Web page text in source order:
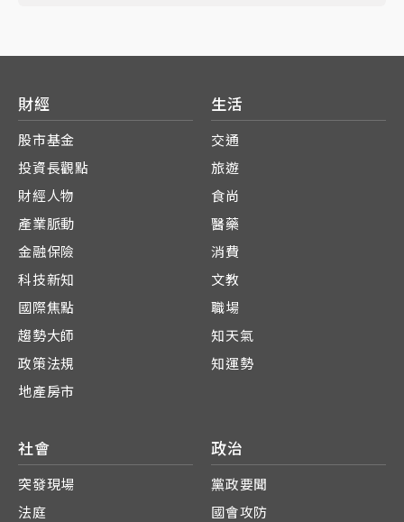
財經
股市基金
投資長觀點
財經人物
產業脈動
金融保險
科技新知
國際焦點
趨勢大師
政策法規
地產房市
生活
交通
旅遊
食尚
醫藥
消費
文教
職場
知天氣
知運勢
社會
突發現場
法庭
政治
黨政要聞
國會攻防